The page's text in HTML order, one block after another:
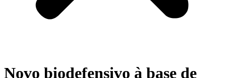
Novo biodefensivo à base de